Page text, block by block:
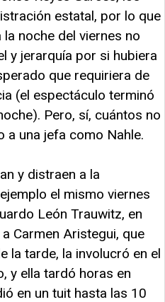
estatal, por lo que
noche del viernes no
y jerarquía por si hubiera
que requiriera de
(el espectáculo terminó
Pero, sí, cuántos no
a una jefa como Nahle.
y distraen a la
el mismo viernes
León Trauwitz, en
Carmen Aristegui, que
la tarde, la involucró en el
y ella tardó horas en
en un tuit hasta las 10